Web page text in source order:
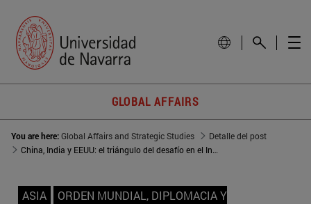
GLOBAL AFFAIRS
You are here:Global Affairs and Strategic Studies
Detalle del post
China, India y EEUU: el triángulo del desafío en el Indo-Pacífico
ASIA
ORDEN MUNDIAL, DIPLOMACIA Y